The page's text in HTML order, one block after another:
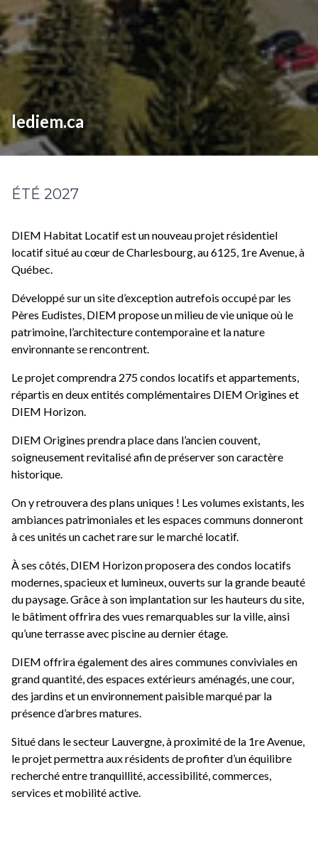
lediem.ca
ÉTÉ 2027
DIEM Habitat Locatif est un nouveau projet résidentiel
locatif situé au cœur de Charlesbourg, au 6125, 1re Avenue, à
Québec.
Développé sur un site d’exception autrefois occupé par les
Pères Eudistes, DIEM propose un milieu de vie unique où le
patrimoine, l’architecture contemporaine et la nature
environnante se rencontrent.
Le projet comprendra 275 condos locatifs et appartements,
répartis en deux entités complémentaires DIEM Origines et
DIEM Horizon.
DIEM Origines prendra place dans l’ancien couvent,
soigneusement revitalisé afin de préserver son caractère
historique.
On y retrouvera des plans uniques ! Les volumes existants, les
ambiances patrimoniales et les espaces communs donneront
à ces unités un cachet rare sur le marché locatif.
À ses côtés, DIEM Horizon proposera des condos locatifs
modernes, spacieux et lumineux, ouverts sur la grande beauté
du paysage. Grâce à son implantation sur les hauteurs du site,
le bâtiment offrira des vues remarquables sur la ville, ainsi
qu’une terrasse avec piscine au dernier étage.
DIEM offrira également des aires communes conviviales en
grand quantité, des espaces extérieurs aménagés, une cour,
des jardins et un environnement paisible marqué par la
présence d’arbres matures.
Situé dans le secteur Lauvergne, à proximité de la 1re Avenue,
le projet permettra aux résidents de profiter d’un équilibre
recherché entre tranquillité, accessibilité, commerces,
services et mobilité active.